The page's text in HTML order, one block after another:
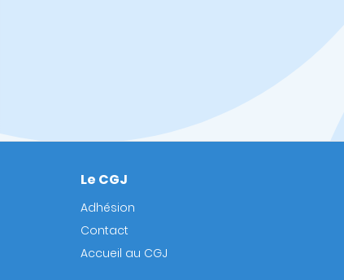
Footer
Le CGJ
Adhésion
Contact
Accueil au CGJ